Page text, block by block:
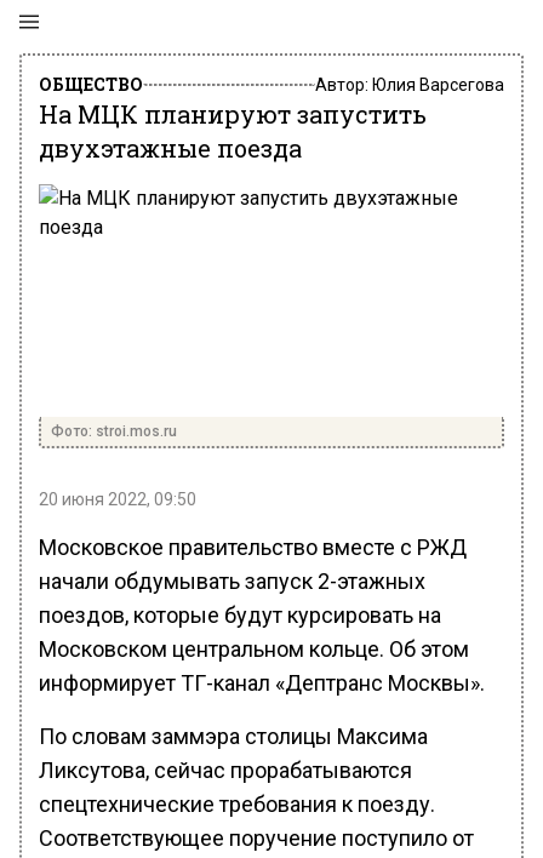
ОБЩЕСТВО Автор: Юлия Варсегова
На МЦК планируют запустить
двухэтажные поезда
Фото: stroi.mos.ru
20 июня 2022, 09:50
Московское правительство вместе с РЖД
начали обдумывать запуск 2-этажных
поездов, которые будут курсировать на
Московском центральном кольце. Об этом
информирует ТГ-канал «Дептранс Москвы».
По словам заммэра столицы Максима
Ликсутова, сейчас прорабатываются
спецтехнические требования к поезду.
Соответствующее поручение поступило от